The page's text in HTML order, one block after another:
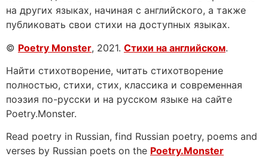
на других языках, начиная с английского, а также
публиковать свои стихи на доступных языках.
© Poetry Monster, 2021. Стихи на английском.
Найти стихотворение, читать стихотворение
полностью, стихи, стих, классика и современная
поэзия по-русски и на русском языке на сайте
Poetry.Monster.
Read poetry in Russian, find Russian poetry, poems and
verses by Russian poets on the Poetry.Monster